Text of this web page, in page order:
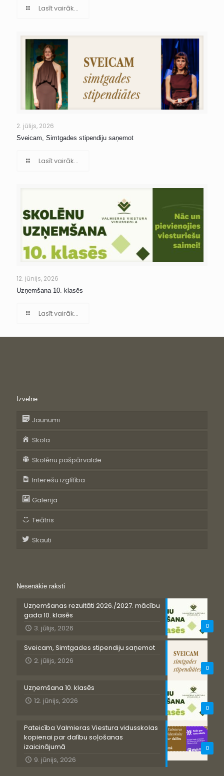
Lasīt vairāk...
2. jūlijs, 2026
Sveicam, Simtgades stipendiju saņemot
Lasīt vairāk...
12. jūnijs, 2026
Uzņemšana 10. klasēs
Lasīt vairāk...
Izvēlne
Jaunumi
Skola
Skolēnu pašpārvalde
Interešu izglītība
Galerija
Teātris
Skauti
Nesenākie raksti
0
Uzņemšanas rezultāti 2026./2027. mācību
gada 10. klasēs
3. jūlijs, 2026
0
Sveicam, Simtgades stipendiju saņemot
2. jūlijs, 2026
0
Uzņemšana 10. klasēs
12. jūnijs, 2026
0
Pateicība Valmieras Viestura vidusskolas
kopienai par dalību soļošanas
izaicinājumā
9. jūnijs, 2026